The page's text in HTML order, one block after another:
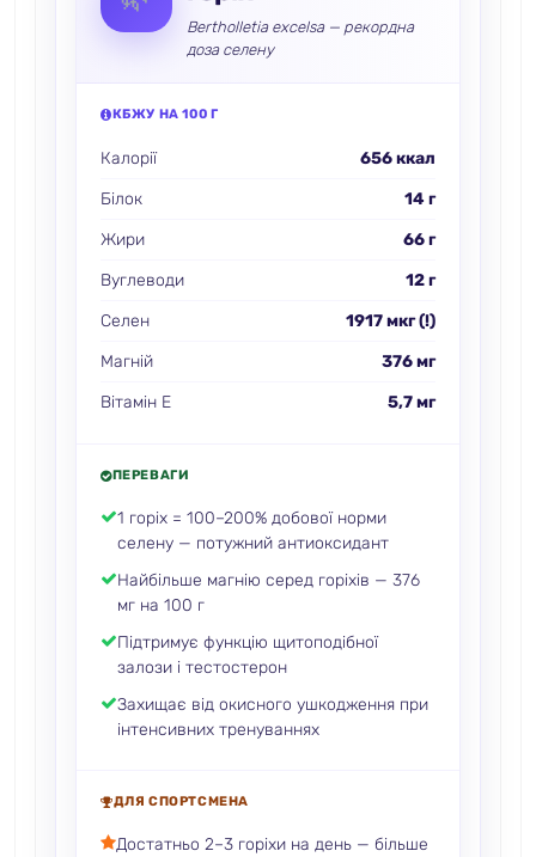
Bertholletia excelsa — рекордна
доза селену
КБЖУ НА 100 Г
Калорії
656 ккал
Білок
14 г
Жири
66 г
Вуглеводи
12 г
Селен
1917 мкг (!)
Магній
376 мг
Вітамін E
5,7 мг
ПЕРЕВАГИ
1 горіх = 100–200% добової норми
селену — потужний антиоксидант
Найбільше магнію серед горіхів — 376
мг на 100 г
Підтримує функцію щитоподібної
залози і тестостерон
Захищає від окисного ушкодження при
інтенсивних тренуваннях
ДЛЯ СПОРТСМЕНА
Достатньо 2–3 горіхи на день — більше